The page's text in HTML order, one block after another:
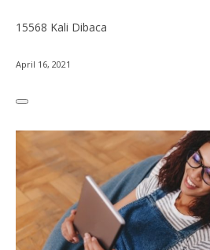
15568 Kali Dibaca
April 16, 2021